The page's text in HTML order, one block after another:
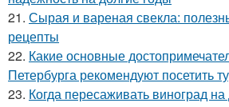
21. Сырая и вареная свекла:
рецепты
22. Какие основные
Петербурга рекомендуют посетить
23. Когда пересаживать виноград на